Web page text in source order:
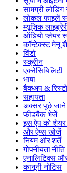
सामग्री लोडिंग
लोकल फाइलें
म्यूज़िक
ऑडियो प्लेयर
कॉन्टेक्स्ट मेनू
विंडो
स्क्रीन
एक्सेसिबिलिटी
भाषा
बैकअप &
सहायता
अक्सर पूछे जाने
फीडबैक भेजें
इस ऐप को
और ऐप्स खोजें
नियम और शर्तें
गोपनीयता नीति
एनालिटिक्स
कानूनी नोटिस